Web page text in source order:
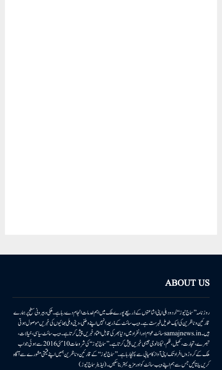
ABOUT US
روزنامہ ’’سماج نیوز‘‘ اُردو دہلی اپنی اشاعتوں کے ذریعے پورے ملک میں اہم خدمات انجام دے رہا ہے۔ ملکی وبیرونی سطح پر ہمارے
قارئین وناظرین کی ایک طویل فہرست ہے۔ ویب سائٹ کے ذریعہ انہیں اپنے وطنی، دینی وملی بھائیوں کی خبریں موصول ہوتی
ہیں۔samajnews.inسائٹ عوام اور انفراد میں دنیا بھر کی قابل اعتماد خبریں پیش کرتا ہے۔ ویب سائٹ سیاسی، خیالات،
تبصرے، تجارت، کھیل، فلم، ٹیکنالوجی جیسی خبریں پیش کرتا ہے۔ ’’سماج نیوز‘‘ کی شروعات 10مئی 2016 سے ہوئی جو اب
ملک کے کروڑوں افراد تک اپنی آواز کامیابی سے پہنچا رہا ہے۔ ’’سماج نیوز‘‘ کے قارئین وناظرین ہمیں اپنے قیمتی مشورے سے آگاہ
کریں یا بتائیں جس سے ہم اپنے ویب سائٹ کو اور مزید بہتر بناسکیں۔ (ایڈیٹر سماج نیوز)